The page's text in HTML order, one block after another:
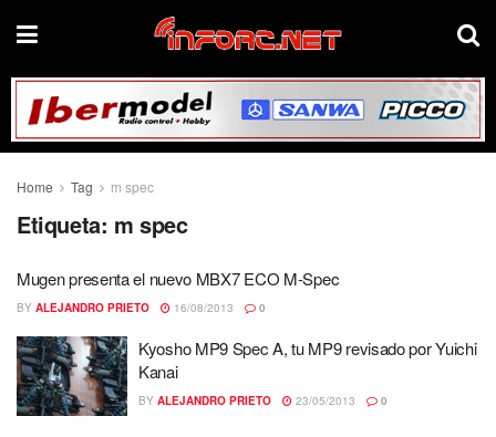
Home Tag m spec
Etiqueta: m spec
Mugen presenta el nuevo MBX7 ECO M-Spec
BY ALEJANDRO PRIETO 16/08/2013 0
Kyosho MP9 Spec A, tu MP9 revisado por Yuichi
Kanai
BY ALEJANDRO PRIETO 23/05/2013 0